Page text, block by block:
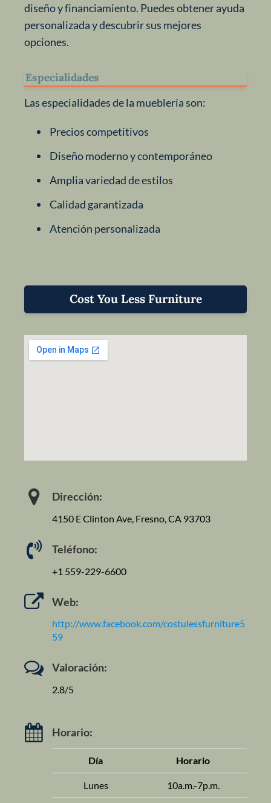
diseño y financiamiento. Puedes obtener ayuda
personalizada y descubrir sus mejores
opciones.
Especialidades
Las especialidades de la mueblería son:
Precios competitivos
Diseño moderno y contemporáneo
Amplia variedad de estilos
Calidad garantizada
Atención personalizada
Cost You Less Furniture
Dirección:
4150 E Clinton Ave, Fresno, CA 93703
Teléfono:
+1 559-229-6600
Web:
http://www.facebook.com/costulessfurniture5
59
Valoración:
2.8/5
Horario:
Día Horario
Lunes 10a.m.-7p.m.